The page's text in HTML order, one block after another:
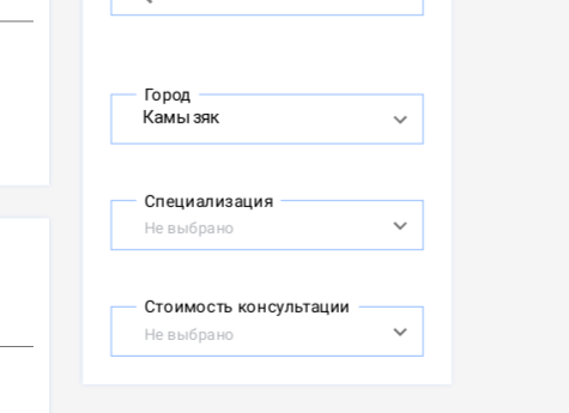
Город
Специализация
Не выбрано
Стоимость консультации
Не выбрано